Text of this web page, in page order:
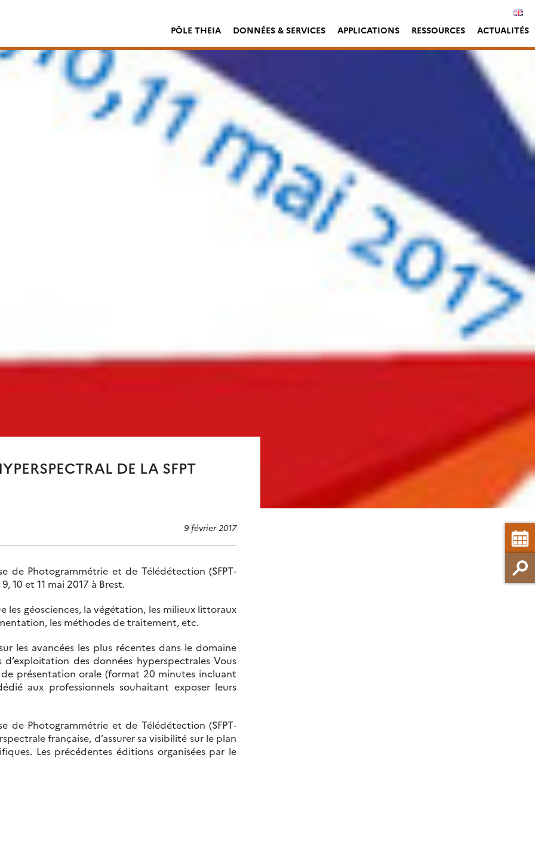
PÔLE THEIA DONNÉES & SERVICES APPLICATIONS RESSOURCES ACTUALITÉS
DE LA SFPT
9 février 2017
de Photogrammétrie et de Télédétection (SFPT‐
10 et 11 mai 2017 à Brest.
les géosciences, la végétation, les milieux littoraux
les méthodes de traitement, etc.
les avancées les plus récentes dans le domaine
des données hyperspectrales Vous
présentation orale (format 20 minutes incluant
aux professionnels souhaitant exposer leurs
de Photogrammétrie et de Télédétection (SFPT‐
française, d’assurer sa visibilité sur le plan
Les précédentes éditions organisées par le